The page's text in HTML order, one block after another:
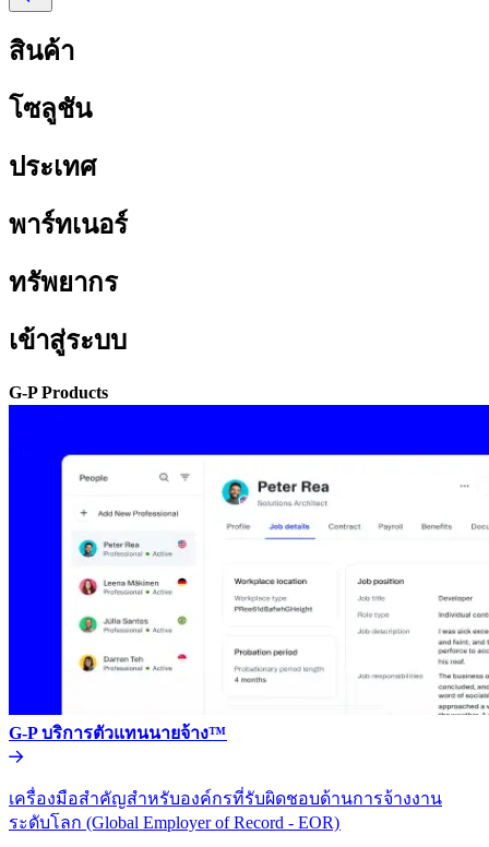
สินค้า​​
โซลูชัน​​
ประเทศ​​
พาร์ทเนอร์​​
ทรัพยากร​​
เข้าสู่ระบบ​​
G-P Products​​
G-P บริการตัวแทนนายจ้าง™​​
เครื่องมือสำคัญสำหรับองค์กรที่รับผิดชอบด้านการจ้างงาน
ระดับโลก (Global Employer of Record - EOR)​​